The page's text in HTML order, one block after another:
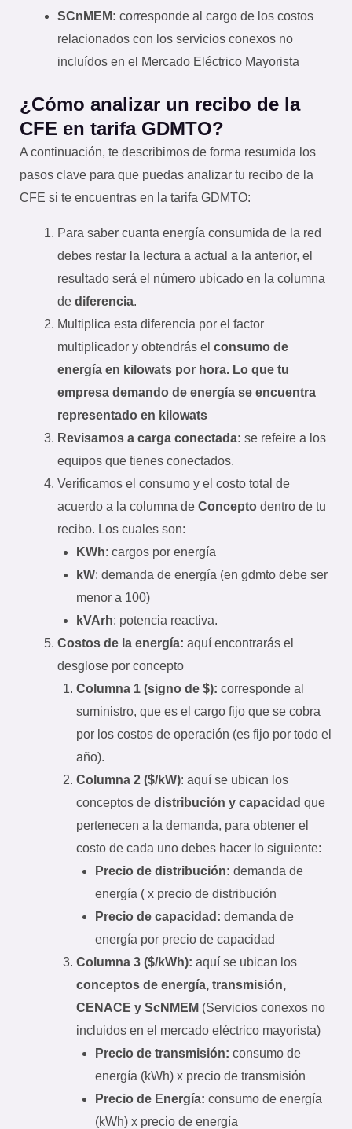
SCnMEM: corresponde al cargo de los costos
relacionados con los servicios conexos no
incluídos en el Mercado Eléctrico Mayorista
¿Cómo analizar un recibo de la
CFE en tarifa GDMTO?
A continuación, te describimos de forma resumida los
pasos clave para que puedas analizar tu recibo de la
CFE si te encuentras en la tarifa GDMTO:
Para saber cuanta energía consumida de la red
debes restar la lectura a actual a la anterior, el
resultado será el número ubicado en la columna
de diferencia.
Multiplica esta diferencia por el factor
multiplicador y obtendrás el consumo de
energía en kilowats por hora. Lo que tu
empresa demando de energía se encuentra
representado en kilowats
Revisamos a carga conectada: se refeire a los
equipos que tienes conectados.
Verificamos el consumo y el costo total de
acuerdo a la columna de Concepto dentro de tu
recibo. Los cuales son:
KWh: cargos por energía
kW: demanda de energía (en gdmto debe ser
menor a 100)
kVArh: potencia reactiva.
Costos de la energía: aquí encontrarás el
desglose por concepto
Columna 1 (signo de $): corresponde al
suministro, que es el cargo fijo que se cobra
por los costos de operación (es fijo por todo el
año).
Columna 2 ($/kW): aquí se ubican los
conceptos de distribución y capacidad que
pertenecen a la demanda, para obtener el
costo de cada uno debes hacer lo siguiente:
Precio de distribución: demanda de
energía ( x precio de distribución
Precio de capacidad: demanda de
energía por precio de capacidad
Columna 3 ($/kWh): aquí se ubican los
conceptos de energía, transmisión,
CENACE y ScNMEM (Servicios conexos no
incluidos en el mercado eléctrico mayorista)
Precio de transmisión: consumo de
energía (kWh) x precio de transmisión
Precio de Energía: consumo de energía
(kWh) x precio de energía